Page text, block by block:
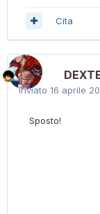
Cita
Inviato 16 aprile
Sposto!